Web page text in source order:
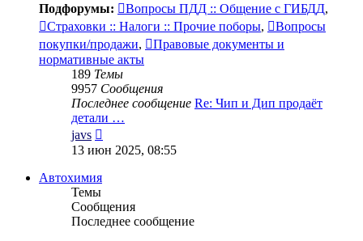
Подфорумы:
Вопросы ПДД :: Общение с ГИБДД,
Страховки :: Налоги :: Прочие поборы,
Вопросы
покупки/продажи,
Правовые документы и
нормативные акты
189 Темы
9957 Сообщения
Последнее сообщение Re: Чип и Дип продаёт
детали …
javs
к
последнему
13 июн 2025, 08:55
Автохимия
Темы
Сообщения
Последнее сообщение